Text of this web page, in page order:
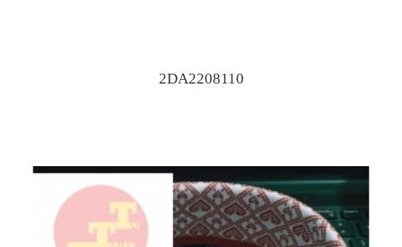
2DA2208110